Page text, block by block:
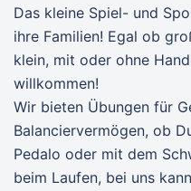
Das kleine Spiel- und
ihre Familien! Egal ob
klein, mit oder ohne
willkommen!
Wir bieten Übungen für
Balanciervermögen, ob
Pedalo oder mit dem
beim Laufen, bei uns